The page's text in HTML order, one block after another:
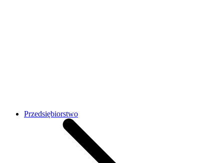
Przedsiębiorstwo